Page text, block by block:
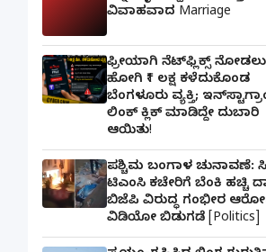
ವಿವಾಹವಾದ Marriage
ಫ್ರೀಯಾಗಿ ನೆಟ್‌ಫ್ಲಿಕ್ಸ್ ನೋಡಲು
ಹೋಗಿ ₹1 ಲಕ್ಷ ಕಳೆದುಕೊಂಡ
ಬೆಂಗಳೂರು ವ್ಯಕ್ತಿ;
ಲಿಂಕ್ ಕ್ಲಿಕ್ ಮಾಡಿದ್ದೇ ದುಬಾರಿ
ಆಯಿತು!
ಪಶ್ಚಿಮ ಬಂಗಾಳ ಚುನಾವಣೆ:
ಟಿಎಂಸಿ ಕಚೇರಿಗೆ ಬೆಂಕಿ ಹಚ್ಚಿ
ಬಿಜೆಪಿ ವಿರುದ್ಧ ಗಂಭೀರ
ವಿಡಿಯೋ ಬಿಡುಗಡೆ [Politics]